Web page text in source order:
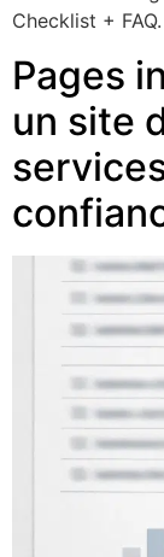
Checklist + FAQ.
Pages
un site